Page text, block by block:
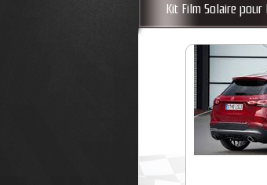
Kit Film Solaire pour